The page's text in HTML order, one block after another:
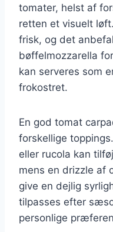
tomater, helst af
retten et visuelt
frisk, og det
bøffelmozzarella
kan serveres som
frokostret.
En god tomat
forskellige
eller rucola kan
mens en drizzle af
give en dejlig
tilpasses efter
personlige